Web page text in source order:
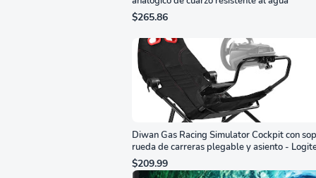
$265.86
Diwan Gas Racing Simulator Cockpit con
rueda de carreras plegable y asiento -
G29/920/923/27/25, Thrustmaster
T248/X/T300RS/T150/458/TX
$209.99